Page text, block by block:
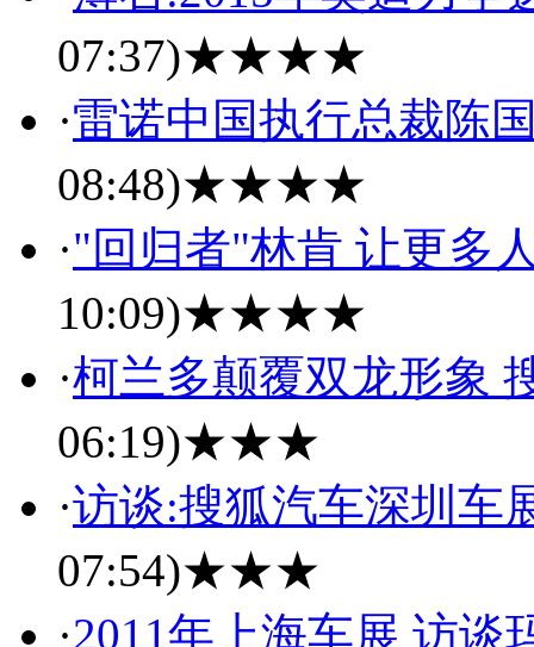
07:37)★★★★
·雷诺中国执行总裁陈
08:48)★★★★
·"回归者"林肯 让更多
10:09)★★★★
·柯兰多颠覆双龙形象
06:19)★★★
·访谈:搜狐汽车深圳车
07:54)★★★
·2011年上海车展 访谈